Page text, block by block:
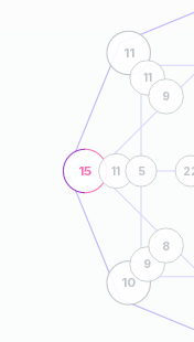
15
11
10
11 5
11
9
9
8